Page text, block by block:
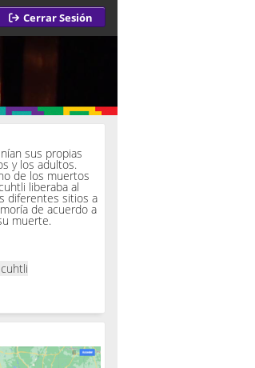
Cerrar Sesión
sus propias
y los adultos.
de los muertos
liberaba al
diferentes sitios a
de acuerdo a
muerte.